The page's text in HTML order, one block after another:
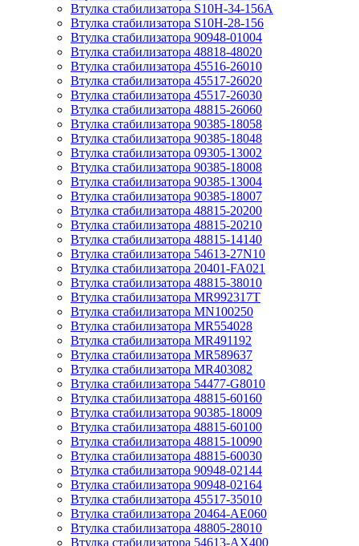
Втулка стабилизатора S10H-34-156A
Втулка стабилизатора S10H-28-156
Втулка стабилизатора 90948-01004
Втулка стабилизатора 48818-48020
Втулка стабилизатора 45516-26010
Втулка стабилизатора 45517-26020
Втулка стабилизатора 45517-26030
Втулка стабилизатора 48815-26060
Втулка стабилизатора 90385-18058
Втулка стабилизатора 90385-18048
Втулка стабилизатора 09305-13002
Втулка стабилизатора 90385-18008
Втулка стабилизатора 90385-13004
Втулка стабилизатора 90385-18007
Втулка стабилизатора 48815-20200
Втулка стабилизатора 48815-20210
Втулка стабилизатора 48815-14140
Втулка стабилизатора 54613-27N10
Втулка стабилизатора 20401-FA021
Втулка стабилизатора 48815-38010
Втулка стабилизатора MR992317T
Втулка стабилизатора MN100250
Втулка стабилизатора MR554028
Втулка стабилизатора MR491192
Втулка стабилизатора MR589637
Втулка стабилизатора MR403082
Втулка стабилизатора 54477-G8010
Втулка стабилизатора 48815-60160
Втулка стабилизатора 90385-18009
Втулка стабилизатора 48815-60100
Втулка стабилизатора 48815-10090
Втулка стабилизатора 48815-60030
Втулка стабилизатора 90948-02144
Втулка стабилизатора 90948-02164
Втулка стабилизатора 45517-35010
Втулка стабилизатора 20464-AE060
Втулка стабилизатора 48805-28010
Втулка стабилизатора 54613-AX400